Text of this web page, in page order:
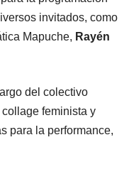
invitados, como
Mapuche, Rayén
del colectivo
feminista y
para la performance,